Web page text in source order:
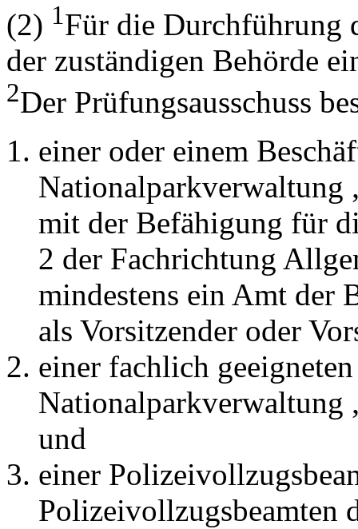
(2) 1Für die Durchführung
der zuständigen Behörde
2Der Prüfungsausschuss
einer oder einem
Nationalparkverwaltung
mit der Befähigung für
2 der Fachrichtung
mindestens ein Amt der
als Vorsitzender oder
einer fachlich
Nationalparkverwaltung
und
einer
Polizeivollzugsbeamten